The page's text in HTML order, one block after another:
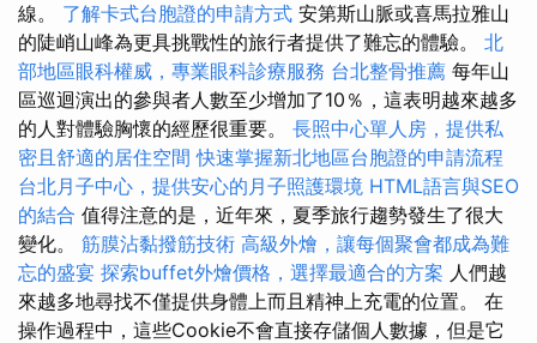
線。 了解卡式台胞證的申請方式 安第斯山脈或喜馬拉雅山
的陡峭山峰為更具挑戰性的旅行者提供了難忘的體驗。 北
部地區眼科權威，專業眼科診療服務 台北整骨推薦 每年山
區巡迴演出的參與者人數至少增加了10％，這表明越來越多
的人對體驗胸懷的經歷很重要。 長照中心單人房，提供私
密且舒適的居住空間 快速掌握新北地區台胞證的申請流程
台北月子中心，提供安心的月子照護環境 HTML語言與SEO
的結合 值得注意的是，近年來，夏季旅行趨勢發生了很大
變化。 筋膜沾黏撥筋技術 高級外燴，讓每個聚會都成為難
忘的盛宴 探索buffet外燴價格，選擇最適合的方案 人們越
來越多地尋找不僅提供身體上而且精神上充電的位置。 在
操作過程中，這些Cookie不會直接存儲個人數據，但是它